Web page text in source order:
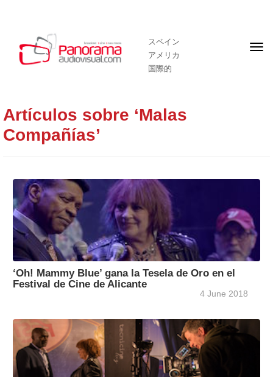
スペイン
アメリカ
国際的
フ
Artículos sobre ‘Malas
Compañías’
‘Oh! Mammy Blue’ gana la Tesela de Oro en el
Festival de Cine de Alicante
4 June 2018